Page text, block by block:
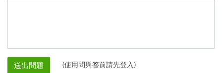
送出問題 (使用問與答前請先登入)